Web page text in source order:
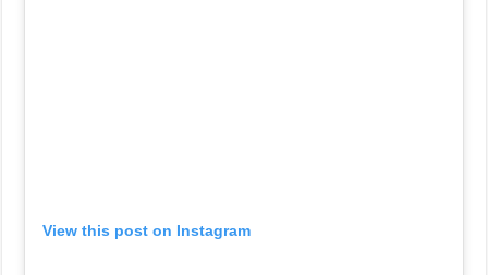
View this post on Instagram